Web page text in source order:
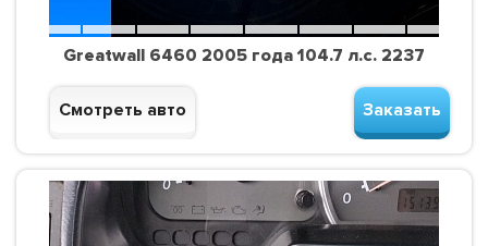
Greatwall 6460 2005 года 104.7 л.с. 2237
Смотреть авто Заказать